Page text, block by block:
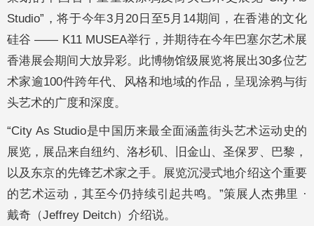
Studio”，将于今年3月20日至5月14期间，在香港的文化
硅谷 —— K11 MUSEA举行，并期待在今年巴塞尔艺术展
香港展会期间大放异彩。此博物馆级展览将展出30多位艺
术家逾100件跨年代、风格和地域的作品，呈现涂鸦与街
头艺术的广度和深度。
“City As Studio是中国历来最全面涵盖街头艺术运动史的
展览，展品来自纽约、洛杉矶、旧金山、圣保罗、巴黎，
以及东京的先锋艺术家之手。展览沉浸式地介绍这个重要
的艺术运动，其至今仍持续引起共鸣。”策展人杰弗里 ·
戴奇（Jeffrey Deitch）介绍说。